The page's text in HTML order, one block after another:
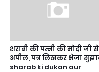
शराबी की पत्नी की मोदी जी से
अपील, पत्र लिखकर भेजा
sharab ki dukan aur